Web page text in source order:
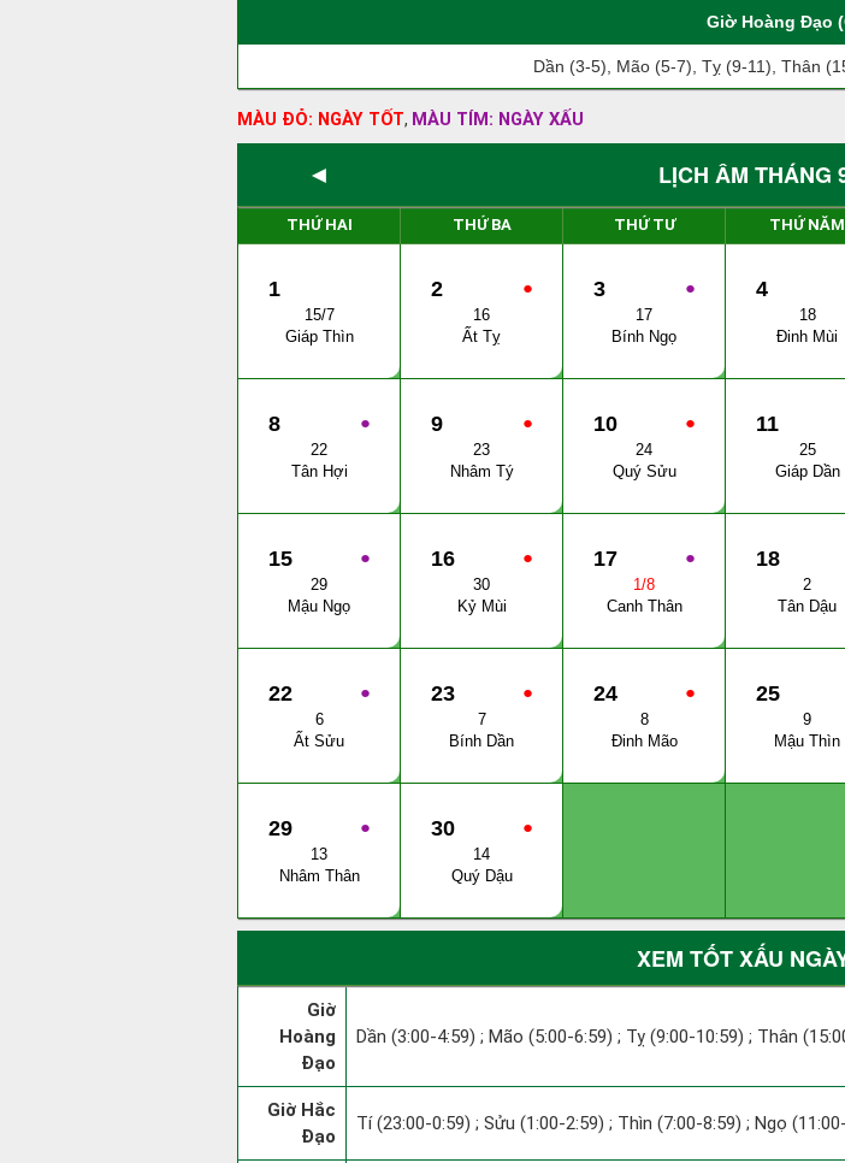
Giờ Hoàng Đạo
Dần (3-5), Mão (5-7), Tỵ (9-11), Thân
MÀU ĐỎ: NGÀY TỐT, MÀU TÍM: NGÀY XẤU
◄ LỊCH ÂM THÁNG
THỨ HAI THỨ BA THỨ TƯ THỨ NĂM
1
15/7
Giáp Thìn
●
2
16
Ất Tỵ
●
3
17
Bính Ngọ
4
18
Đinh Mùi
●
8
22
Tân Hợi
●
9
23
Nhâm Tý
●
10
24
Quý Sửu
11
25
Giáp Dần
●
15
29
Mậu Ngọ
●
16
30
Kỷ Mùi
●
17
1/8
Canh Thân
18
2
Tân Dậu
●
22
6
Ất Sửu
●
23
7
Bính Dần
●
24
8
Đinh Mão
25
9
Mậu Thìn
●
29
13
Nhâm Thân
●
30
14
Quý Dậu
XEM TỐT XẤU
Giờ
Hoàng
Đạo
Dần (3:00-4:59) ; Mão (5:00-6:59) ; Tỵ (9:00-10:59) ; Thân
Giờ Hắc
Đạo
Tí (23:00-0:59) ; Sửu (1:00-2:59) ; Thìn (7:00-8:59) ; Ngọ